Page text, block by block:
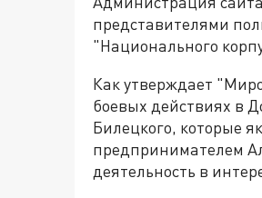
представителями
"Национального
Как утверждает
боевых действиях в
Билецкого, которые
предпринимателем
деятельность в